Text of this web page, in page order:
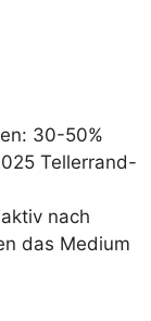
30-50%
Tellerrand-
nach
das Medium